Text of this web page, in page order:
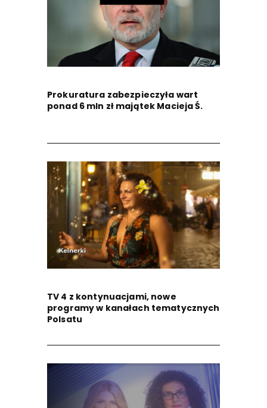
Prokuratura zabezpieczyła wart
ponad 6 mln zł majątek Macieja Ś.
TV 4 z kontynuacjami, nowe
programy w kanałach tematycznych
Polsatu